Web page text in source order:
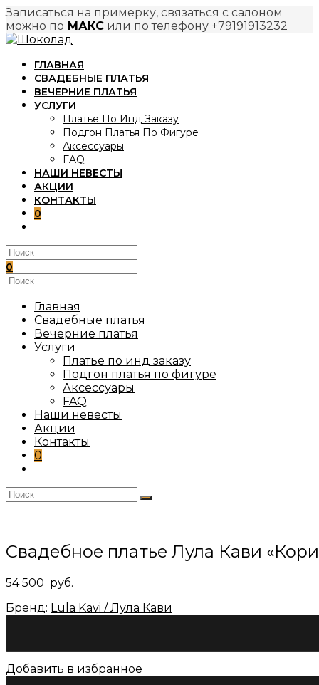
Записаться на примерку, связаться с салоном
можно по МАКС или по телефону +79191913232
Перейти
содержимому
ГЛАВНАЯ
СВАДЕБНЫЕ ПЛАТЬЯ
ВЕЧЕРНИЕ ПЛАТЬЯ
УСЛУГИ
Платье По Инд Заказу
Подгон Платья По Фигуре
Аксессуары
FAQ
НАШИ НЕВЕСТЫ
АКЦИИ
КОНТАКТЫ
0
ПО
ВЕБ-
САЙТУ
0
Поиск
на
сайтеГлавная
Свадебные платья
Вечерние платья
Услуги
Платье по инд заказу
Подгон платья по фигуре
Аксессуары
FAQ
Наши невесты
Акции
Контакты
0
по
Свадебное платье Лула Кави
54 500 руб.
Бренд: Lula Kavi / Лула Кави
Добавить в избранное